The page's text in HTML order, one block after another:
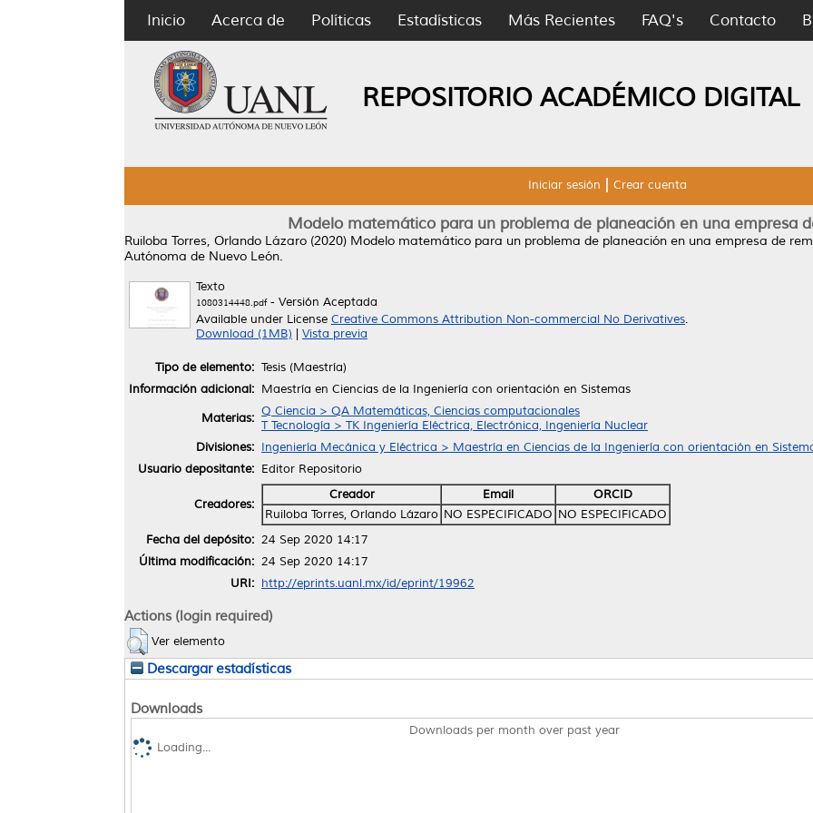
Inicio Acerca de Políticas Estadísticas Más Recientes FAQ's Contacto
REPOSITORIO ACADÉMICO DIGITAL
Iniciar sesión Crear cuenta
Modelo matemático para un problema de planeación en una empresa
Ruiloba Torres, Orlando Lázaro (2020) Modelo matemático para un problema de planeación en una empresa de
Autónoma de Nuevo León.
Texto
1080314448.pdf- Versión Aceptada
Available under License Creative Commons Attribution Non-commercial No Derivatives.
Download (1MB)
Vista previa
Tipo de elemento: Tesis (Maestría)
Información adicional: Maestría en Ciencias de la Ingeniería con orientación en Sistemas
Materias: Q Ciencia > QA Matemáticas, Ciencias computacionales
T Tecnología > TK Ingeniería Eléctrica, Electrónica, Ingeniería Nuclear
Divisiones: Ingeniería Mecánica y Eléctrica > Maestría en Ciencias de la Ingeniería con orientación en
Usuario depositante: Editor Repositorio
Creadores:
Creador Email
ORCID
Ruiloba Torres, Orlando Lázaro NO ESPECIFICADO NO ESPECIFICADO
Fecha del depósito: 24 Sep 2020 14:17
Última modificación: 24 Sep 2020 14:17
URI: http://eprints.uanl.mx/id/eprint/19962
Actions (login required)
Ver elemento
Descargar estadísticas
Downloads
Downloads per month over past year
Loading...